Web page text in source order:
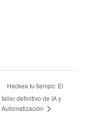
Hackea tu tiempo: El
taller definitivo de IA y
Automatización